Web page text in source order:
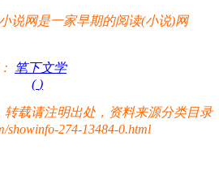
说网是一家早期的阅读(小说)网
笔下文学
( )
载请注明出处，资料来源分类目录
showinfo-274-13484-0.html